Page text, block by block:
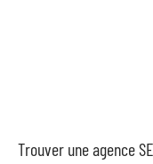
Trouver une agence